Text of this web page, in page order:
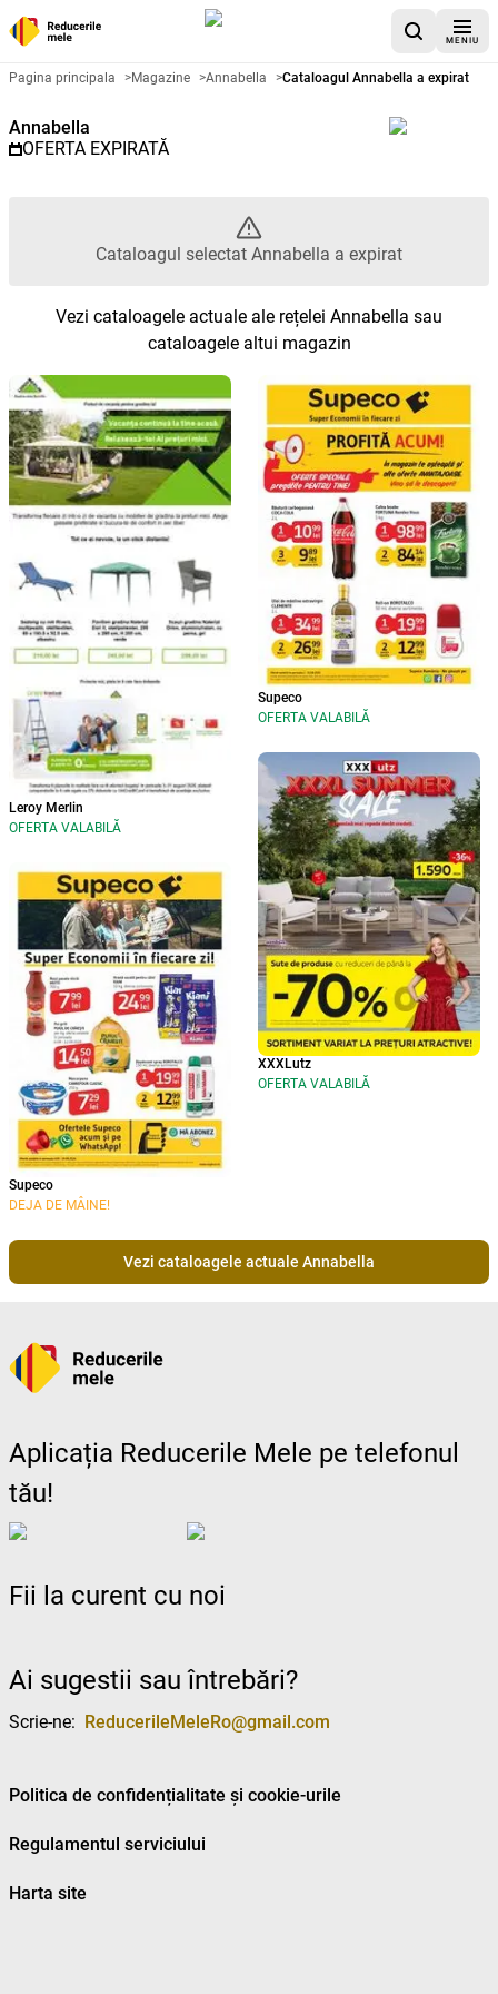
MENIU
Catalog promoțional
Pagina principala >Magazine >Annabella >Cataloagul Annabella a expirat
Annabella
OFERTA EXPIRATĂ
Cataloagul selectat Annabella a expirat
Vezi cataloagele actuale ale rețelei Annabella sau
cataloagele altui magazin
Leroy Merlin
OFERTA VALABILĂ
Supeco
DEJA DE MÂINE!
Supeco
OFERTA VALABILĂ
XXXLutz
OFERTA VALABILĂ
Vezi cataloagele actuale Annabella
Aplicația Reducerile Mele pe telefonul
tău!
Fii la curent cu noi
Ai sugestii sau întrebări?
Scrie-ne: ReducerileMeleRo@gmail.com
Politica de confidențialitate și cookie-urile
Regulamentul serviciului
Harta site